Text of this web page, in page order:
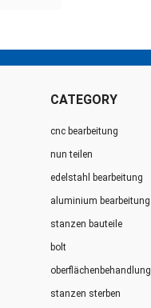
CATEGORY
cnc bearbeitung
nun teilen
edelstahl bearbeitung
aluminium bearbeitung
stanzen bauteile
bolt
oberflächenbehandlung
stanzen sterben